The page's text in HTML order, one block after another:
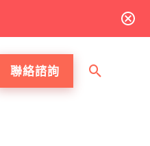
聯絡諮詢
搜